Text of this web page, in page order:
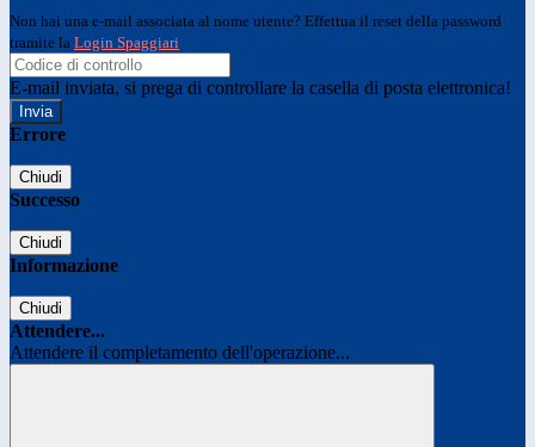
Non hai una e-mail associata al nome utente? Effettua il reset della password
tramite la Login Spaggiari
E-mail inviata, si prega di controllare la casella di posta elettronica!
Errore
Chiudi
Successo
Chiudi
Informazione
Chiudi
Attendere...
Attendere il completamento dell'operazione...